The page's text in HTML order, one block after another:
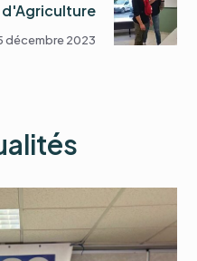
d'Agriculture
décembre 2023